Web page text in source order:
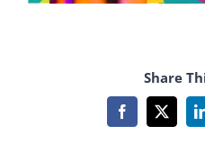
Share
Facebook
X